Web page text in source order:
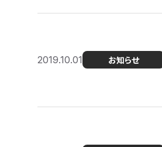
2019.10.01 お知らせ